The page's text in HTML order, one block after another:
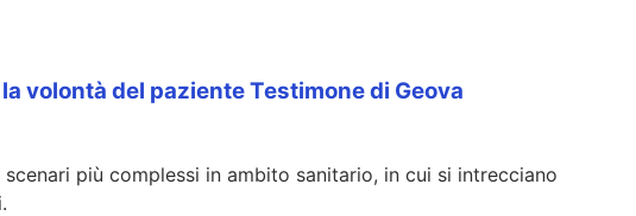
volontà del paziente Testimone di Geova
più complessi in ambito sanitario, in cui si intrecciano